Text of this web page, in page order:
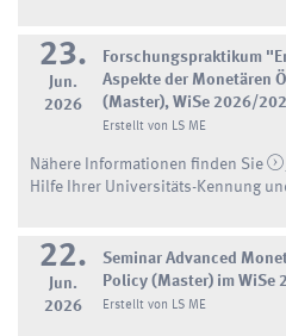
23.
Jun.
2026
Forschungspraktikum
Aspekte der Monetären
(Master), WiSe 2026/
Erstellt von LS ME
Nähere Informationen finden Sie
Hilfe Ihrer Universitäts-Kennung
22.
Jun.
2026
Seminar Advanced
Policy (Master) im WiSe
Erstellt von LS ME